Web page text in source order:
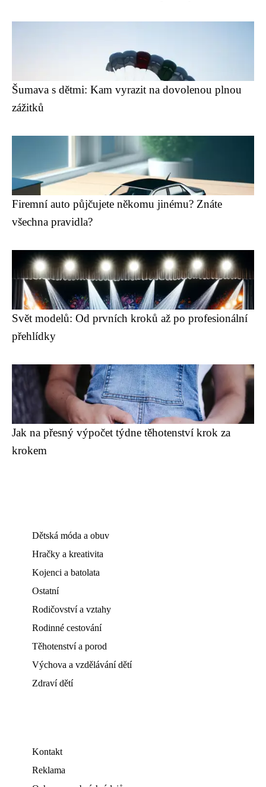
Šumava s dětmi: Kam vyrazit na dovolenou plnou
zážitků
Firemní auto půjčujete někomu jinému? Znáte
všechna pravidla?
Svět modelů: Od prvních kroků až po profesionální
přehlídky
Jak na přesný výpočet týdne těhotenství krok za
krokem
Dětská móda a obuv
Hračky a kreativita
Kojenci a batolata
Ostatní
Rodičovství a vztahy
Rodinné cestování
Těhotenství a porod
Výchova a vzdělávání dětí
Zdraví dětí
Kontakt
Reklama